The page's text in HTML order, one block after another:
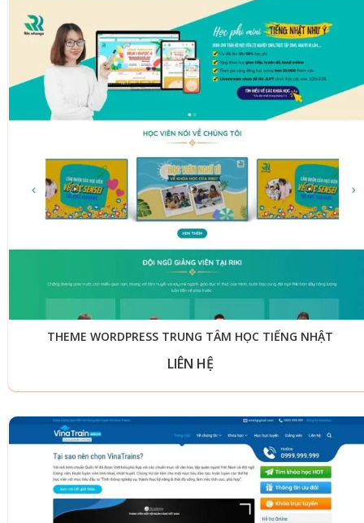
THEME WORDPRESS TRUNG TÂM HỌC TIẾNG NHẬT
LIÊN HỆ